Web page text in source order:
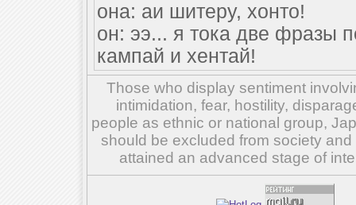
она: аи шитеру, хонто!
он: ээ... я тока две фразы
кампай и хентай!
Those who display sentiment
intimidation, fear, hostility,
people as ethnic or national group,
should be excluded from society
attained an advanced stage of